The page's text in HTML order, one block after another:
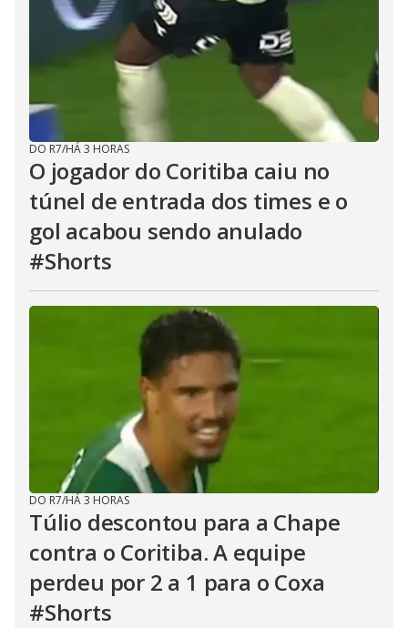
DO R7/HÁ 3 HORAS
O jogador do Coritiba caiu no
túnel de entrada dos times e o
gol acabou sendo anulado
#Shorts
DO R7/HÁ 3 HORAS
Túlio descontou para a Chape
contra o Coritiba. A equipe
perdeu por 2 a 1 para o Coxa
#Shorts